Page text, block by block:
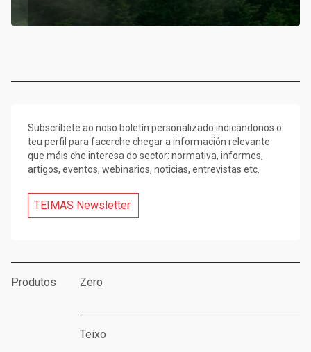
Subscríbete ao noso boletín personalizado indicándonos o
teu perfil para facerche chegar a información relevante
que máis che interesa do sector: normativa, informes,
artigos, eventos, webinarios, noticias, entrevistas etc.
TEIMAS Newsletter
Produtos Zero
Teixo